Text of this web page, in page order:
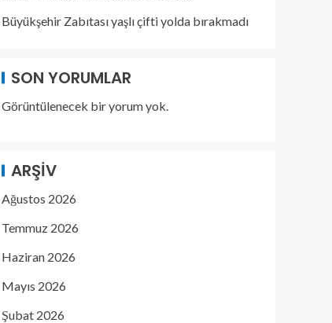
Büyükşehir Zabıtası yaşlı çifti yolda bırakmadı
SON YORUMLAR
Görüntülenecek bir yorum yok.
ARŞIV
Ağustos 2026
Temmuz 2026
Haziran 2026
Mayıs 2026
Şubat 2026